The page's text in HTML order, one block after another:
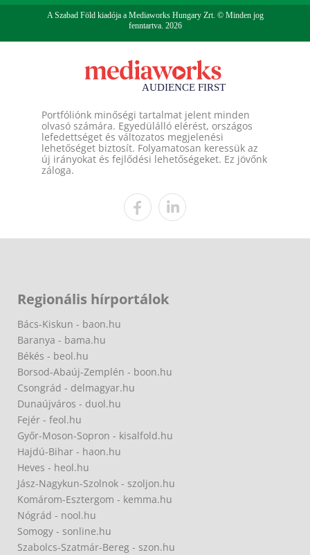
A Szabad Föld kiadója a Mediaworks Hungary Zrt. © Minden jog
fenntartva. 2026
Portfóliónk minőségi tartalmat jelent minden
olvasó számára. Egyedülálló elérést, országos
lefedettséget és változatos megjelenési
lehetőséget biztosít. Folyamatosan keressük az
új irányokat és fejlődési lehetőségeket. Ez jövőnk
záloga.
Regionális hírportálok
Bács-Kiskun - baon.hu
Baranya - bama.hu
Békés - beol.hu
Borsod-Abaúj-Zemplén - boon.hu
Csongrád - delmagyar.hu
Dunaújváros - duol.hu
Fejér - feol.hu
Győr-Moson-Sopron - kisalfold.hu
Hajdú-Bihar - haon.hu
Heves - heol.hu
Jász-Nagykun-Szolnok - szoljon.hu
Komárom-Esztergom - kemma.hu
Nógrád - nool.hu
Somogy - sonline.hu
Szabolcs-Szatmár-Bereg - szon.hu